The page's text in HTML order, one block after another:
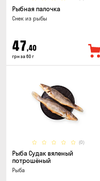
Рыбная палочка
Снек из рыбы
47,40
грн за 60 г
(0)
Рыба Судак вяленый
потрошёный
Рыба